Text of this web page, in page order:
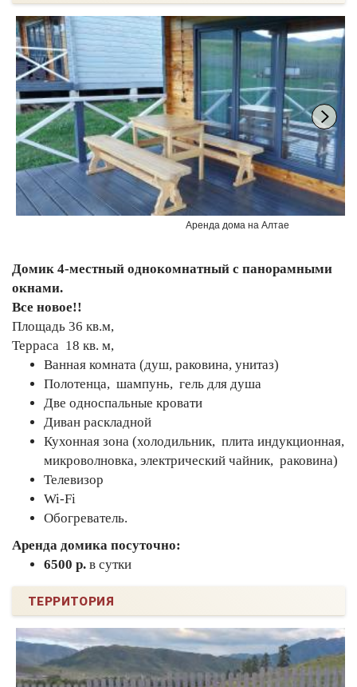
Аренда дома на Алтае
Домик 4-местный однокомнатный с панорамными
окнами.
Все новое!!
Площадь 36 кв.м,
Терраса 18 кв. м,
Ванная комната (душ, раковина, унитаз)
Полотенца, шампунь, гель для душа
Две односпальные кровати
Диван раскладной
Кухонная зона (холодильник, плита индукционная,
микроволновка, электрический чайник, раковина)
Телевизор
Wi-Fi
Обогреватель.
Аренда домика посуточно:
6500 р. в сутки
ТЕРРИТОРИЯ